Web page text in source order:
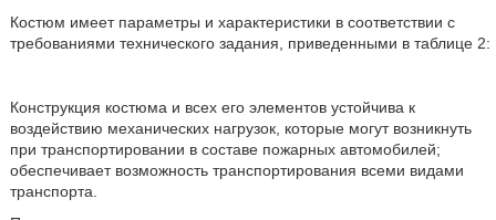
Костюм имеет параметры и характеристики в соответствии с
требованиями технического задания, приведенными в таблице 2:
Конструкция костюма и всех его элементов устойчива к
воздействию механических нагрузок, которые могут возникнуть
при транспортировании в составе пожарных автомобилей;
обеспечивает возможность транспортирования всеми видами
транспорта.